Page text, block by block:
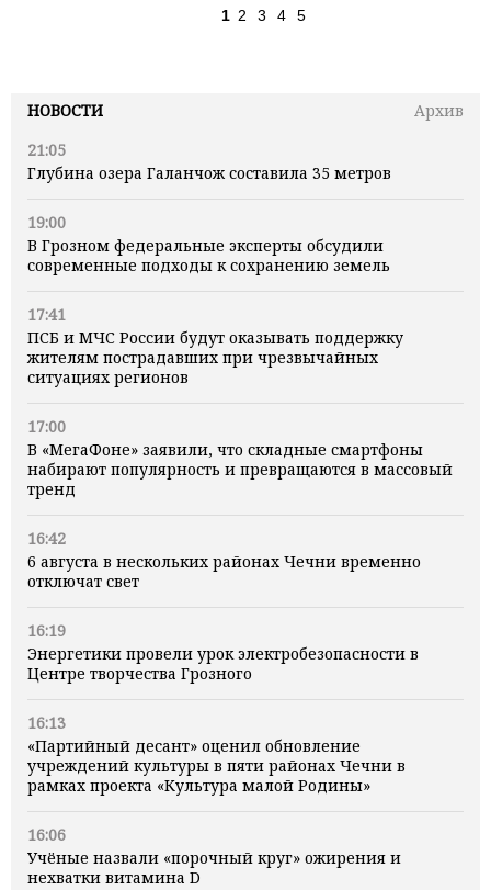
НОВОСТИ
Архив
21:05
Глубина озера Галанчож составила 35 метров
19:00
В Грозном федеральные эксперты обсудили
современные подходы к сохранению земель
17:41
ПСБ и МЧС России будут оказывать поддержку
жителям пострадавших при чрезвычайных
ситуациях регионов
17:00
В «МегаФоне» заявили, что складные смартфоны
набирают популярность и превращаются в массовый
тренд
16:42
6 августа в нескольких районах Чечни временно
отключат свет
16:19
Энергетики провели урок электробезопасности в
Центре творчества Грозного
16:13
«Партийный десант» оценил обновление
учреждений культуры в пяти районах Чечни в
рамках проекта «Культура малой Родины»
16:06
Учёные назвали «порочный круг» ожирения и
нехватки витамина D
1 2 3 4 5